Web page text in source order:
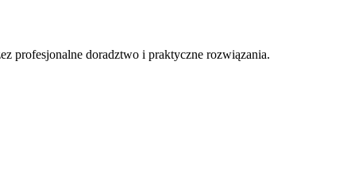
profesjonalne doradztwo i praktyczne rozwiązania.